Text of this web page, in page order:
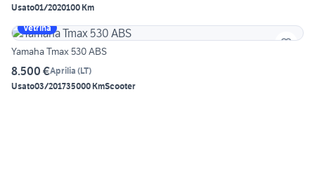
Usato01/2020100 Km
Vetrina
Yamaha Tmax 530 ABS
8.500 €Aprilia (LT)
Usato03/201735000 KmScooter